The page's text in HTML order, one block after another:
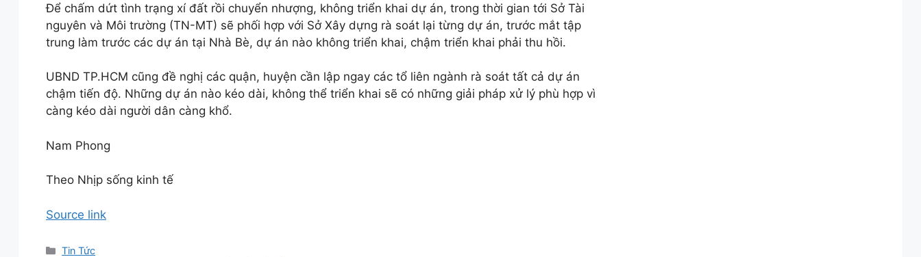
Để chấm dứt tình trạng xí đất rồi chuyển nhượng, không triển khai dự án, trong thời gian tới Sở Tài
nguyên và Môi trường (TN-MT) sẽ phối hợp với Sở Xây dựng rà soát lại từng dự án, trước mắt tập
trung làm trước các dự án tại Nhà Bè, dự án nào không triển khai, chậm triển khai phải thu hồi.
UBND TP.HCM cũng đề nghị các quận, huyện cần lập ngay các tổ liên ngành rà soát tất cả dự án
chậm tiến độ. Những dự án nào kéo dài, không thể triển khai sẽ có những giải pháp xử lý phù hợp vì
càng kéo dài người dân càng khổ.
Nam Phong
Theo Nhịp sống kinh tế
Source link
Danh
Tin Tức